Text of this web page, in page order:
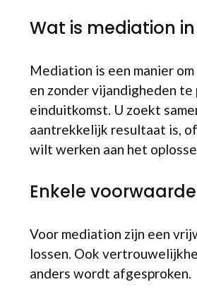
Wat is mediation
Mediation is een manier
en zonder vijandigheden
einduitkomst. U zoekt
aantrekkelijk resultaat is,
wilt werken aan het
Enkele
Voor mediation zijn een
lossen. Ook
anders wordt afgesproken.